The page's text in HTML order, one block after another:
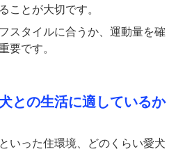
ことが大切です。
スタイルに合うか、運動量を確
要です。
との生活に適しているか
いった住環境、どのくらい愛犬